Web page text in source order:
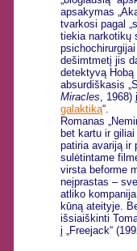
apsakymas
tvarkosi pagal
tiekia narkotikų
dešimtmetį jis
detektyvą
absurdiškasis
Miracles , 1968)
galaktiką“.
Romanas
bet kartu ir
patiria avariją ir
sulėtintame
virsta beforme
neįprastas –
atliko
kūną ateityje.
išsiaiškinti
į „Freejack“